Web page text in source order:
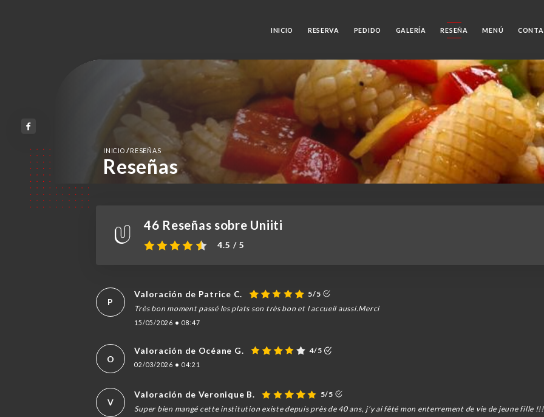
INICIO RESERVA PEDIDO GALERÍA RESEÑA MENÚ
INICIO/ RESEÑAS
Reseñas
46 Reseñas sobre Uniiti
4.5 / 5
P
Valoración de Patrice C.
5/5
Très bon moment passé les plats son très bon et l accueil aussi.Merci
15/05/2026 • 08:47
O
Valoración de Océane G. 4/5
02/03/2026 • 04:21
V
Valoración de Veronique B.
5/5
Super bien mangé cette institution existe depuis près de 40 ans, j’y ai fêté mon enterrement de vie de jeune fille